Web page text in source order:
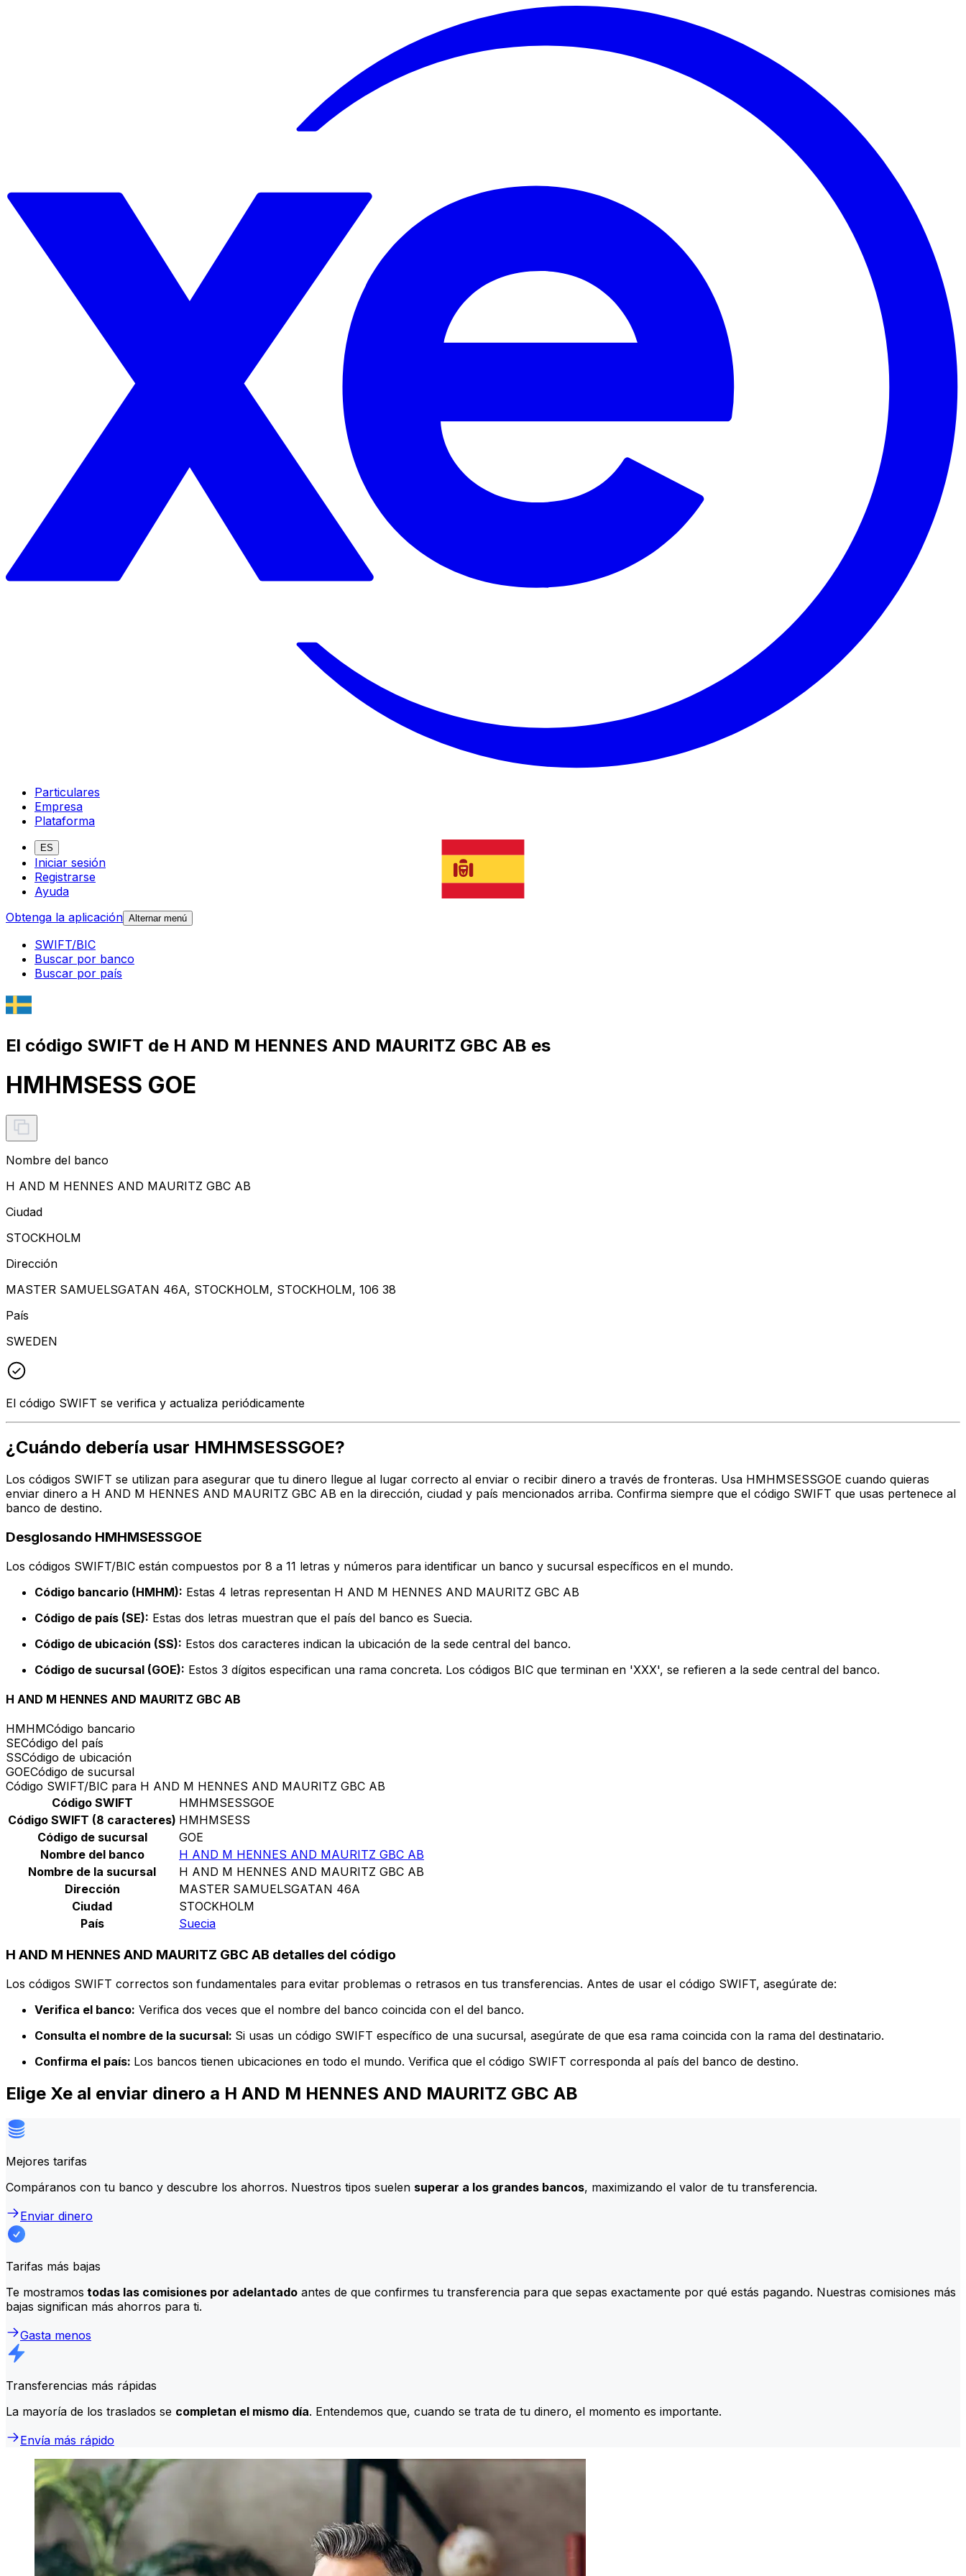
Particulares
Empresa
Plataforma
ES
Iniciar sesión
Registrarse
Ayuda
Obtenga la aplicación Alternar menú
SWIFT/BIC
Buscar por banco
Buscar por país
El código SWIFT de H AND M HENNES AND MAURITZ GBC AB es
HMHMSESS GOE
Nombre del banco
H AND M HENNES AND MAURITZ GBC AB
Ciudad
STOCKHOLM
Dirección
MASTER SAMUELSGATAN 46A, STOCKHOLM, STOCKHOLM, 106 38
País
SWEDEN
El código SWIFT se verifica y actualiza periódicamente
¿Cuándo debería usar HMHMSESSGOE?
Los códigos SWIFT se utilizan para asegurar que tu dinero llegue al lugar correcto al enviar o recibir dinero a través de fronteras. Usa HMHMSESSGOE cuando quieras
enviar dinero a H AND M HENNES AND MAURITZ GBC AB en la dirección, ciudad y país mencionados arriba. Confirma siempre que el código SWIFT que usas pertenece al
banco de destino.
Desglosando HMHMSESSGOE
Los códigos SWIFT/BIC están compuestos por 8 a 11 letras y números para identificar un banco y sucursal específicos en el mundo.
Código bancario (HMHM): Estas 4 letras representan H AND M HENNES AND MAURITZ GBC AB
Código de país (SE): Estas dos letras muestran que el país del banco es Suecia.
Código de ubicación (SS): Estos dos caracteres indican la ubicación de la sede central del banco.
Código de sucursal (GOE): Estos 3 dígitos especifican una rama concreta. Los códigos BIC que terminan en 'XXX', se refieren a la sede central del banco.
H AND M HENNES AND MAURITZ GBC AB
HMHMCódigo bancario
SECódigo del país
SSCódigo de ubicación
GOECódigo de sucursal
Código SWIFT/BIC para H AND M HENNES AND MAURITZ GBC AB
Código SWIFT
HMHMSESSGOE
Código SWIFT (8 caracteres) HMHMSESS
Código de sucursal
GOE
Nombre del banco
H AND M HENNES AND MAURITZ GBC AB
Nombre de la sucursal
H AND M HENNES AND MAURITZ GBC AB
Dirección
MASTER SAMUELSGATAN 46A
Ciudad
STOCKHOLM
País
Suecia
H AND M HENNES AND MAURITZ GBC AB detalles del código
Los códigos SWIFT correctos son fundamentales para evitar problemas o retrasos en tus transferencias. Antes de usar el código SWIFT, asegúrate de:
Verifica el banco: Verifica dos veces que el nombre del banco coincida con el del banco.
Consulta el nombre de la sucursal: Si usas un código SWIFT específico de una sucursal, asegúrate de que esa rama coincida con la rama del destinatario.
Confirma el país: Los bancos tienen ubicaciones en todo el mundo. Verifica que el código SWIFT corresponda al país del banco de destino.
Elige Xe al enviar dinero a H AND M HENNES AND MAURITZ GBC AB
Mejores tarifas
Compáranos con tu banco y descubre los ahorros. Nuestros tipos suelen superar a los grandes bancos, maximizando el valor de tu transferencia.
Enviar dinero
Tarifas más bajas
Te mostramos todas las comisiones por adelantado antes de que confirmes tu transferencia para que sepas exactamente por qué estás pagando. Nuestras comisiones más
bajas significan más ahorros para ti.
Gasta menos
Transferencias más rápidas
La mayoría de los traslados se completan el mismo día. Entendemos que, cuando se trata de tu dinero, el momento es importante.
Envía más rápido